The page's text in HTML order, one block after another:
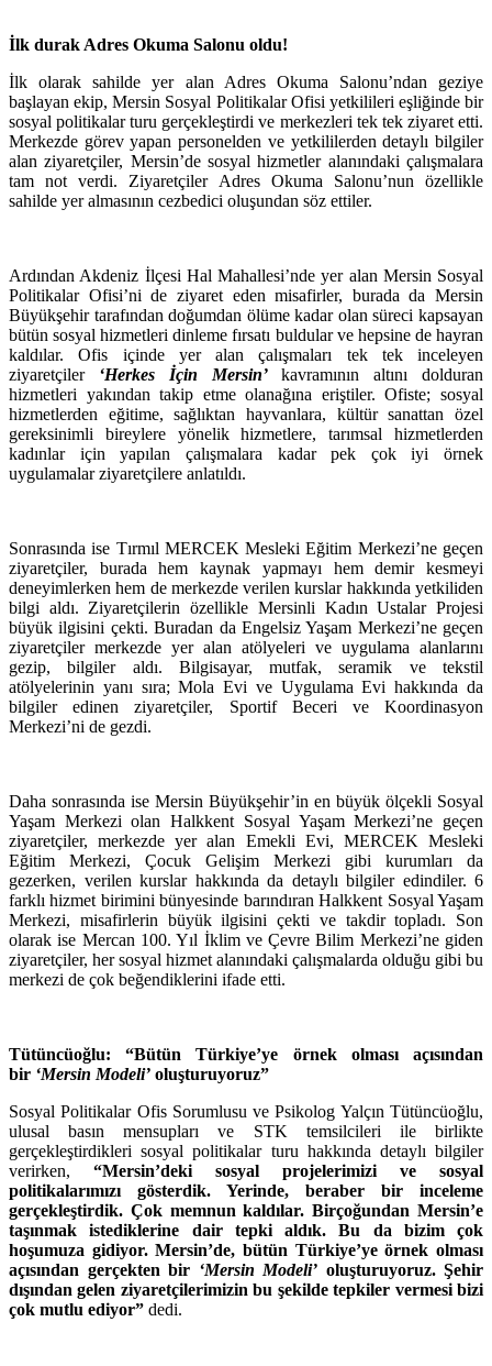
İlk durak Adres Okuma Salonu oldu!
İlk olarak sahilde yer alan Adres Okuma Salonu’ndan geziye
başlayan ekip, Mersin Sosyal Politikalar Ofisi yetkilileri eşliğinde bir
sosyal politikalar turu gerçekleştirdi ve merkezleri tek tek ziyaret etti.
Merkezde görev yapan personelden ve yetkililerden detaylı bilgiler
alan ziyaretçiler, Mersin’de sosyal hizmetler alanındaki çalışmalara
tam not verdi. Ziyaretçiler Adres Okuma Salonu’nun özellikle
sahilde yer almasının cezbedici oluşundan söz ettiler.
Ardından Akdeniz İlçesi Hal Mahallesi’nde yer alan Mersin Sosyal
Politikalar Ofisi’ni de ziyaret eden misafirler, burada da Mersin
Büyükşehir tarafından doğumdan ölüme kadar olan süreci kapsayan
bütün sosyal hizmetleri dinleme fırsatı buldular ve hepsine de hayran
kaldılar. Ofis içinde yer alan çalışmaları tek tek inceleyen
ziyaretçiler ‘Herkes İçin Mersin’kavramının altını dolduran
hizmetleri yakından takip etme olanağına eriştiler. Ofiste; sosyal
hizmetlerden eğitime, sağlıktan hayvanlara, kültür sanattan özel
gereksinimli bireylere yönelik hizmetlere, tarımsal hizmetlerden
kadınlar için yapılan çalışmalara kadar pek çok iyi örnek
uygulamalar ziyaretçilere anlatıldı.
Sonrasında ise Tırmıl MERCEK Mesleki Eğitim Merkezi’ne geçen
ziyaretçiler, burada hem kaynak yapmayı hem demir kesmeyi
deneyimlerken hem de merkezde verilen kurslar hakkında yetkiliden
bilgi aldı. Ziyaretçilerin özellikle Mersinli Kadın Ustalar Projesi
büyük ilgisini çekti. Buradan da Engelsiz Yaşam Merkezi’ne geçen
ziyaretçiler merkezde yer alan atölyeleri ve uygulama alanlarını
gezip, bilgiler aldı. Bilgisayar, mutfak, seramik ve tekstil
atölyelerinin yanı sıra; Mola Evi ve Uygulama Evi hakkında da
bilgiler edinen ziyaretçiler, Sportif Beceri ve Koordinasyon
Merkezi’ni de gezdi.
Daha sonrasında ise Mersin Büyükşehir’in en büyük ölçekli Sosyal
Yaşam Merkezi olan Halkkent Sosyal Yaşam Merkezi’ne geçen
ziyaretçiler, merkezde yer alan Emekli Evi, MERCEK Mesleki
Eğitim Merkezi, Çocuk Gelişim Merkezi gibi kurumları da
gezerken, verilen kurslar hakkında da detaylı bilgiler edindiler. 6
farklı hizmet birimini bünyesinde barındıran Halkkent Sosyal Yaşam
Merkezi, misafirlerin büyük ilgisini çekti ve takdir topladı. Son
olarak ise Mercan 100. Yıl İklim ve Çevre Bilim Merkezi’ne giden
ziyaretçiler, her sosyal hizmet alanındaki çalışmalarda olduğu gibi bu
merkezi de çok beğendiklerini ifade etti.
Tütüncüoğlu: “Bütün Türkiye’ye örnek olması açısından
bir ‘Mersin Modeli’ oluşturuyoruz”
Sosyal Politikalar Ofis Sorumlusu ve Psikolog Yalçın Tütüncüoğlu,
ulusal basın mensupları ve STK temsilcileri ile birlikte
gerçekleştirdikleri sosyal politikalar turu hakkında detaylı bilgiler
verirken, “Mersin’deki sosyal projelerimizi ve sosyal
politikalarımızı gösterdik. Yerinde, beraber bir inceleme
gerçekleştirdik. Çok memnun kaldılar. Birçoğundan Mersin’e
taşınmak istediklerine dair tepki aldık. Bu da bizim çok
hoşumuza gidiyor. Mersin’de, bütün Türkiye’ye örnek olması
açısından gerçekten bir ‘Mersin Modeli’ oluşturuyoruz. Şehir
dışından gelen ziyaretçilerimizin bu şekilde tepkiler vermesi bizi
çok mutlu ediyor” dedi.